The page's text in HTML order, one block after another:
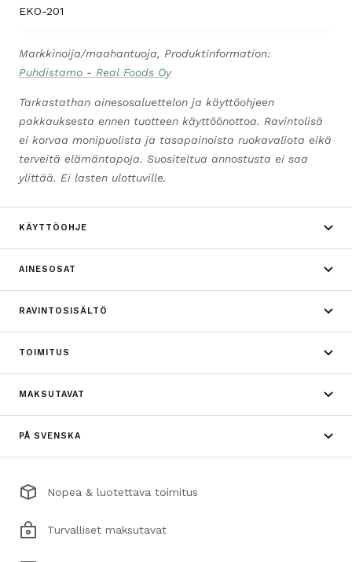
EKO-201
Markkinoija/maahantuoja, Produktinformation:
Puhdistamo - Real Foods Oy
Tarkastathan ainesosaluettelon ja käyttöohjeen
pakkauksesta ennen tuotteen käyttöönottoa. Ravintolisä
ei korvaa monipuolista ja tasapainoista ruokavaliota eikä
terveitä elämäntapoja. Suositeltua annostusta ei saa
ylittää. Ei lasten ulottuville.
KÄYTTÖOHJE
AINESOSAT
RAVINTOSISÄLTÖ
TOIMITUS
MAKSUTAVAT
PÅ SVENSKA
Nopea & luotettava toimitus
Turvalliset maksutavat